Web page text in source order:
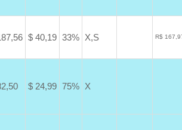
$ 40,19 33% X,S R$
$ 24,99 75% X